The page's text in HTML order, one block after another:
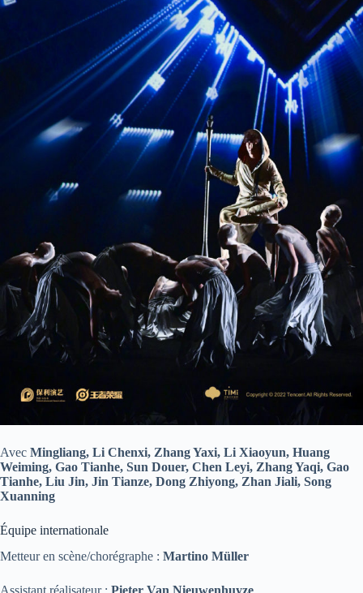
Avec Mingliang, Li Chenxi, Zhang Yaxi, Li Xiaoyun, Huang
Weiming, Gao Tianhe, Sun Douer, Chen Leyi, Zhang Yaqi, Gao
Tianhe, Liu Jin, Jin Tianze, Dong Zhiyong, Zhan Jiali, Song
Xuanning
Équipe internationale
Metteur en scène/chorégraphe : Martino Müller